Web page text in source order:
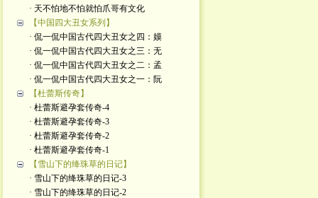
· 天不怕地不怕就怕爪哥有文化
【中国四大丑女系列】
· 侃一侃中国古代四大丑女之四：嫫
· 侃一侃中国古代四大丑女之三：无
· 侃一侃中国古代四大丑女之二：孟
· 侃一侃中国古代四大丑女之一：阮
【杜蕾斯传奇】
· 杜蕾斯避孕套传奇-4
· 杜蕾斯避孕套传奇-3
· 杜蕾斯避孕套传奇-2
· 杜蕾斯避孕套传奇-1
【雪山下的绛珠草的日记】
· 雪山下的绛珠草的日记-3
· 雪山下的绛珠草的日记-2